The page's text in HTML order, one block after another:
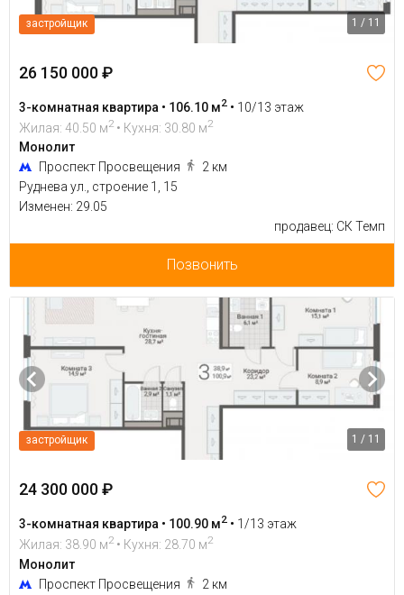
застройщик 1 / 11
26 150 000 ₽
3-комнатная квартира • 106.10 м2 • 10/13 этаж
Жилая: 40.50 м2 • Кухня: 30.80 м2
Монолит
Проспект Просвещения
2 км
Руднева ул., строение 1, 15
Изменен: 29.05
продавец: СК Темп
Позвонить
застройщик 1 / 11
24 300 000 ₽
3-комнатная квартира • 100.90 м2 • 1/13 этаж
Жилая: 38.90 м2 • Кухня: 28.70 м2
Монолит
Проспект Просвещения
2 км